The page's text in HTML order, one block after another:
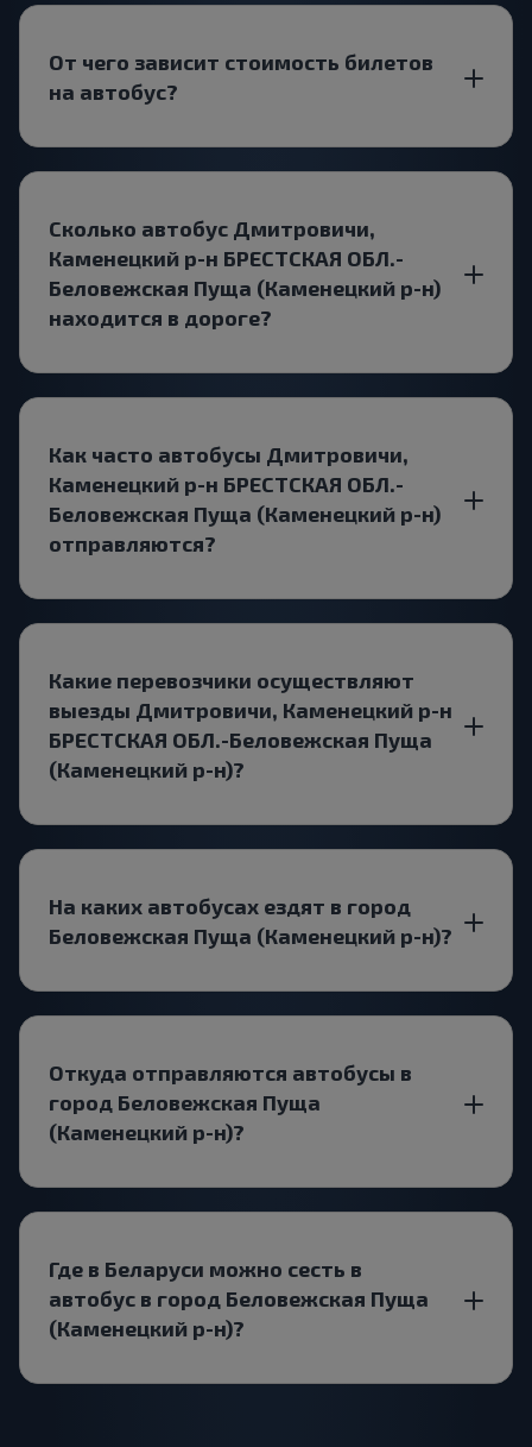
От чего зависит стоимость билетов
на автобус?
Сколько автобус Дмитровичи,
Каменецкий р-н БРЕСТСКАЯ ОБЛ.-
Беловежская Пуща (Каменецкий р-н)
находится в дороге?
Как часто автобусы Дмитровичи,
Каменецкий р-н БРЕСТСКАЯ ОБЛ.-
Беловежская Пуща (Каменецкий р-н)
отправляются?
Какие перевозчики осуществляют
выезды Дмитровичи, Каменецкий р-н
БРЕСТСКАЯ ОБЛ.-Беловежская Пуща
(Каменецкий р-н)?
На каких автобусах ездят в город
Беловежская Пуща (Каменецкий р-н)?
Откуда отправляются автобусы в
город Беловежская Пуща
(Каменецкий р-н)?
Где в Беларуси можно сесть в
автобус в город Беловежская Пуща
(Каменецкий р-н)?